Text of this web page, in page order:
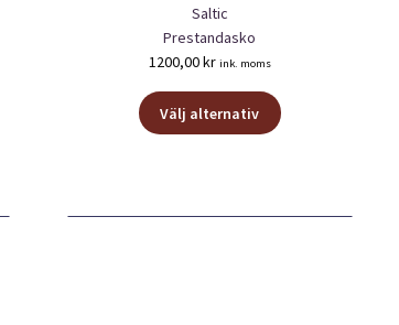
Saltic
Prestandasko
1200,00kr ink. moms
Välj alternativ
Den
varianter.